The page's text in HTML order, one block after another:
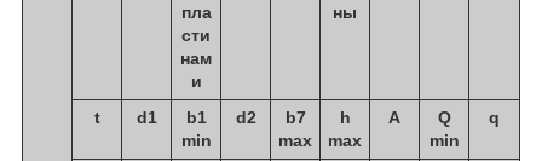
пла
сти
нам
и
ны
t d1
b1
min
d2
b7
max
h
max
А
Q
min
q